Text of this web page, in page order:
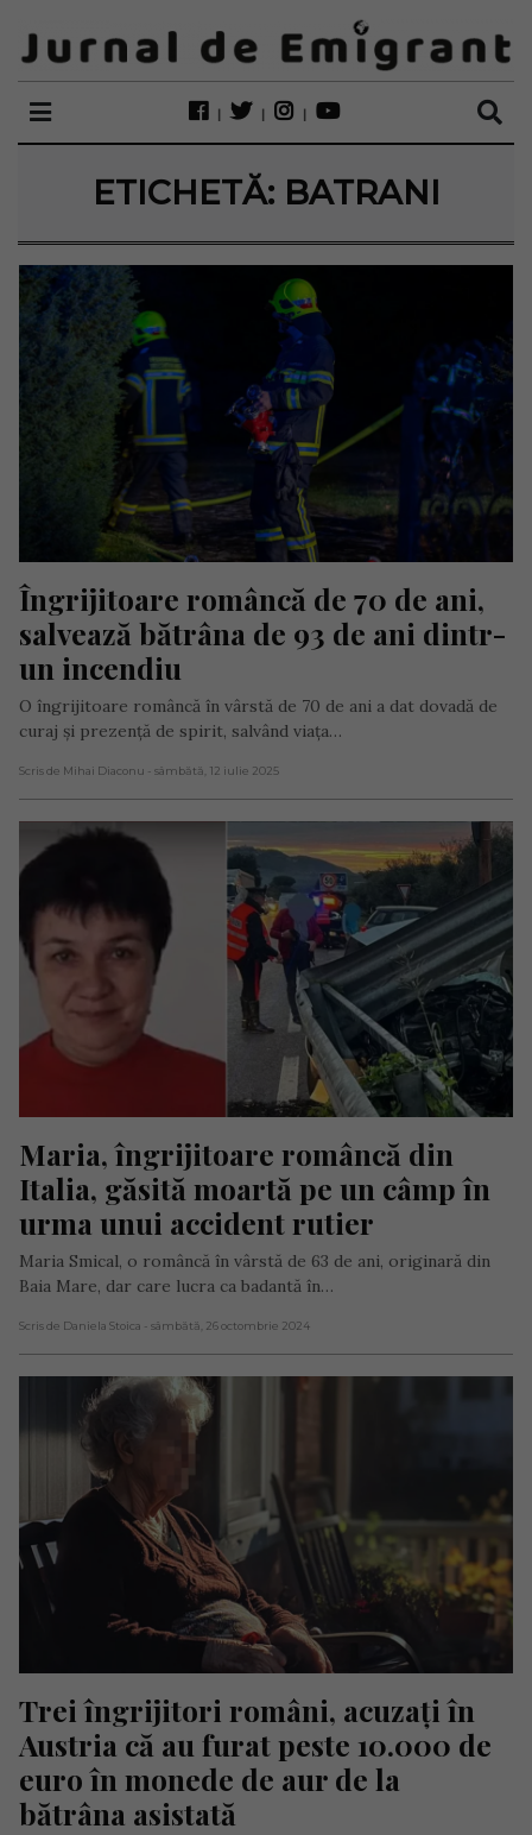
ETICHETĂ: BATRANI
Îngrijitoare româncă de 70 de ani,
salvează bătrâna de 93 de ani dintr-
un incendiu
O îngrijitoare româncă în vârstă de 70 de ani a dat dovadă de
curaj și prezență de spirit, salvând viața…
Scris de Mihai Diaconu - sâmbătă, 12 iulie 2025
Maria, îngrijitoare româncă din
Italia, găsită moartă pe un câmp în
urma unui accident rutier
Maria Smical, o româncă în vârstă de 63 de ani, originară din
Baia Mare, dar care lucra ca badantă în…
Scris de Daniela Stoica - sâmbătă, 26 octombrie 2024
Trei îngrijitori români, acuzați în
Austria că au furat peste 10.000 de
euro în monede de aur de la
bătrâna asistată